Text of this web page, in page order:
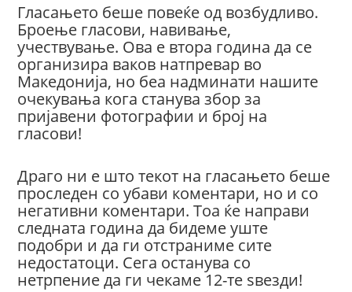
Гласањето беше повеќе од возбудливо.
Броење гласови, навивање,
учествување. Ова е втора година да се
организира ваков натпревар во
Македонија, но беа надминати нашите
очекувања кога станува збор за
пријавени фотографии и број на
гласови!
Драго ни е што текот на гласањето беше
проследен со убави коментари, но и со
негативни коментари. Тоа ќе направи
следната година да бидеме уште
подобри и да ги отстраниме сите
недостатоци. Сега останува со
нетрпение да ги чекаме 12-те ѕвезди!